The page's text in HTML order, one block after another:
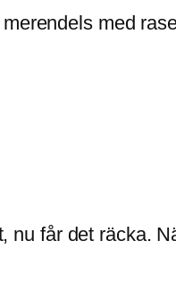
med
nu får det räcka.